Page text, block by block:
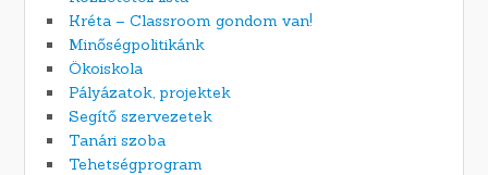
Kréta – Classroom gondom van!
Minőségpolitikánk
Ökoiskola
Pályázatok, projektek
Segítő szervezetek
Tanári szoba
Tehetségprogram